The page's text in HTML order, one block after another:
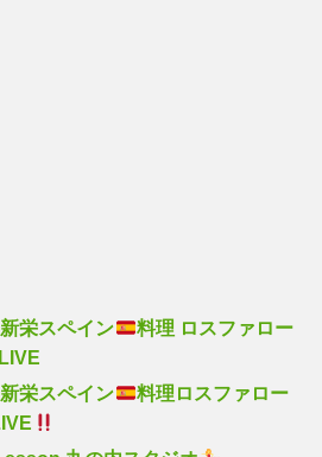
栄スペイン
料理 ロスファロー
栄スペイン
料理ロスファロー